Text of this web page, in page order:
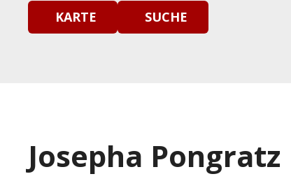
KARTE SUCHE
Josepha Pongratz